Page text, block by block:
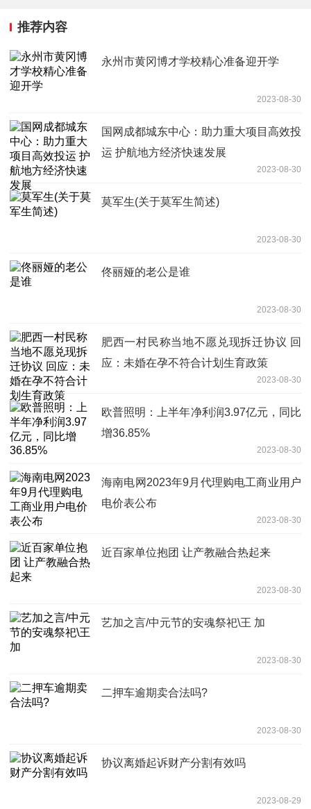
推荐内容
永州市黄冈博才学校精心准备迎开学
2023-08-30
国网成都城东中心：助力重大项目高效投
运 护航地方经济快速发展
2023-08-30
莫军生(关于莫军生简述)
2023-08-30
佟丽娅的老公是谁
2023-08-30
肥西一村民称当地不愿兑现拆迁协议 回
应：未婚在孕不符合计划生育政策
2023-08-30
欧普照明：上半年净利润3.97亿元，同比
增36.85%
2023-08-30
海南电网2023年9月代理购电工商业用户
电价表公布
2023-08-30
近百家单位抱团 让产教融合热起来
2023-08-30
艺加之言/中元节的安魂祭祀\王 加
2023-08-30
二押车逾期卖合法吗?
2023-08-30
协议离婚起诉财产分割有效吗
2023-08-29